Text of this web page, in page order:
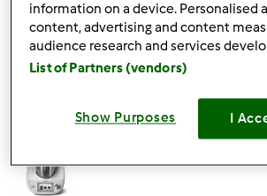
Góra strony
Zalogujlub zarejestruj
Przepisy Thermomix® Dołączył
information on a device. Personalised
content, advertising and content
audience research and services
List of Partners (vendors)
Show Purposes I